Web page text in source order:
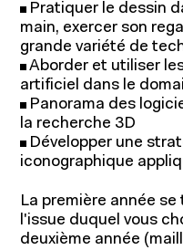
Pratiquer le dessin
main, exercer son
grande variété de
Aborder et utiliser
artificiel dans le
Panorama des
la recherche 3D
Développer une
iconographique
La première année
l'issue duquel vous
deuxième année